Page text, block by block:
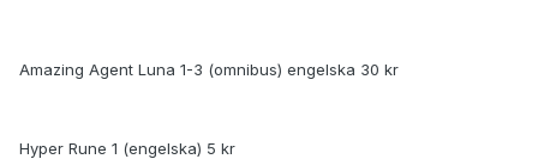
Amazing Agent Luna 1-3 (omnibus) engelska 30 kr
Hyper Rune 1 (engelska) 5 kr